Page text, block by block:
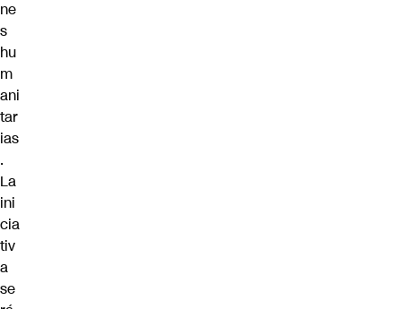
ne
s
hu
m
ani
tar
ias
.
La
ini
cia
tiv
a
se